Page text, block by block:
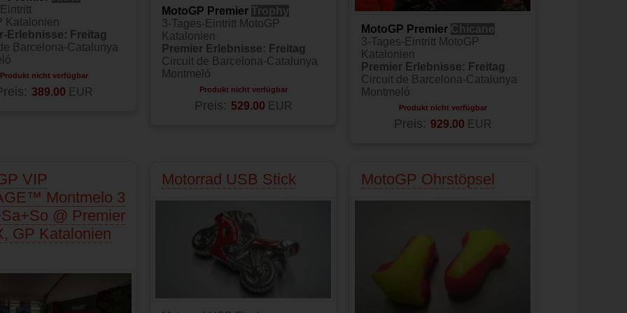
Katalonien
Erlebnisse: Freitag
Barcelona-Catalunya
Produkt nicht verfügbar
389.00 EUR
MotoGP Premier Trophy
3-Tages-Eintritt MotoGP
Katalonien
Premier Erlebnisse: Freitag
Circuit de Barcelona-Catalunya
Montmeló
Produkt nicht verfügbar
Preis: 529.00 EUR
MotoGP Premier Chicane
3-Tages-Eintritt MotoGP
Katalonien
Premier Erlebnisse: Freitag
Circuit de Barcelona-Catalunya
Montmeló
Produkt nicht verfügbar
Preis: 929.00 EUR
VIP
Montmelo 3
@ Premier
GP Katalonien
Motorrad USB Stick MotoGP Ohrstöpsel